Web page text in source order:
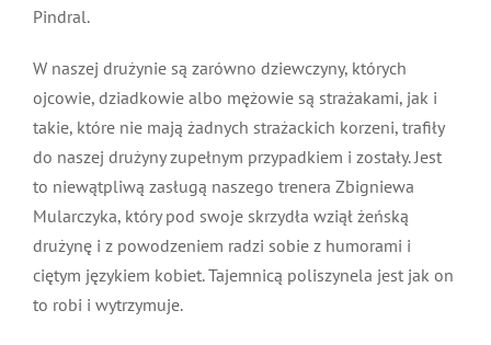
Pindral.
W naszej drużynie są zarówno dziewczyny, których
ojcowie, dziadkowie albo mężowie są strażakami, jak i
takie, które nie mają żadnych strażackich korzeni, trafiły
do naszej drużyny zupełnym przypadkiem i zostały. Jest
to niewątpliwą zasługą naszego trenera Zbigniewa
Mularczyka, który pod swoje skrzydła wziął żeńską
drużynę i z powodzeniem radzi sobie z humorami i
ciętym językiem kobiet. Tajemnicą poliszynela jest jak on
to robi i wytrzymuje.